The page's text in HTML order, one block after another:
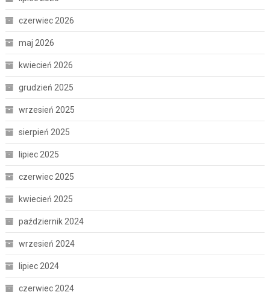
czerwiec 2026
maj 2026
kwiecień 2026
grudzień 2025
wrzesień 2025
sierpień 2025
lipiec 2025
czerwiec 2025
kwiecień 2025
październik 2024
wrzesień 2024
lipiec 2024
czerwiec 2024